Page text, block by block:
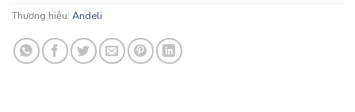
Thương hiệu: Andeli